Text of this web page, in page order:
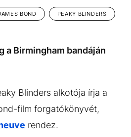
BOND PEAKY BLINDERS
a Birmingham bandáján
Blinders alkotója írja a
film forgatókönyvét,
rendez.